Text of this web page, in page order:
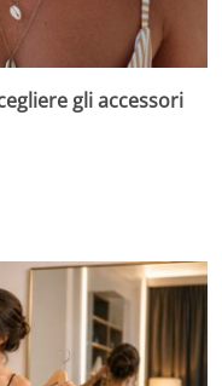
gli accessori